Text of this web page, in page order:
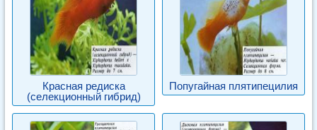
Красная редиска
(селекционный гибрид)
Попугайная плятипецилия